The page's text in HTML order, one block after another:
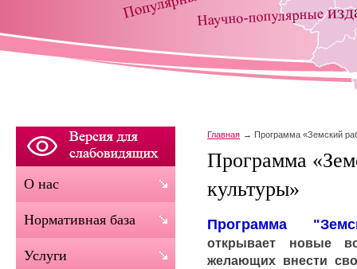
Главная Программа «Земский
Программа
культуры»
Программа
открывает новые
желающих внести
О нас
Нормативная база
Услуги